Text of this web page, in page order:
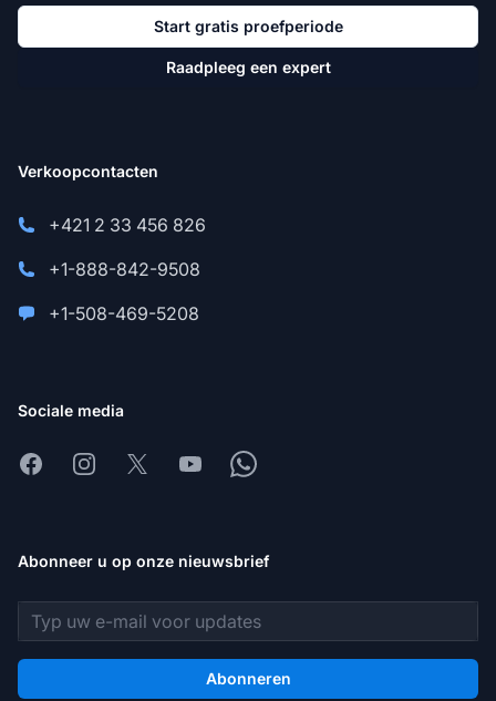
Start gratis proefperiode
Raadpleeg een expert
Verkoopcontacten
+421 2 33 456 826
+1-888-842-9508
+1-508-469-5208
Sociale media
FacebookInstagram
X YoutubeWhatsapp
Abonneer u op onze nieuwsbrief
E-mailadres
Abonneren